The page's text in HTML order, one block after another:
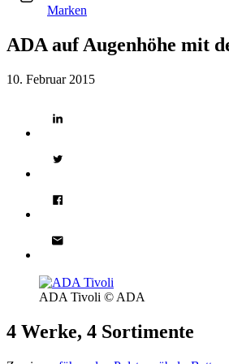
Marken
ADA auf Augenhöhe mit
10. Februar 2015
ADA Tivoli © ADA
4 Werke, 4 Sortimente